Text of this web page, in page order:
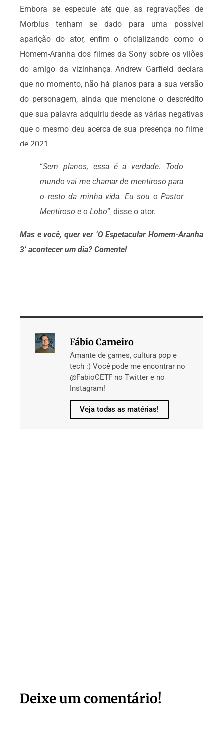
Embora se especule até que as regravações de
Morbius tenham se dado para uma possível
aparição do ator, enfim o oficializando como o
Homem-Aranha dos filmes da Sony sobre os vilões
do amigo da vizinhança, Andrew Garfield declara
que no momento, não há planos para a sua versão
do personagem, ainda que mencione o descrédito
que sua palavra adquiriu desde as várias negativas
que o mesmo deu acerca de sua presença no filme
de 2021.
“Sem planos, essa é a verdade. Todo
mundo vai me chamar de mentiroso para
o resto da minha vida. Eu sou o Pastor
Mentiroso e o Lobo”, disse o ator.
Mas e você, quer ver ‘O Espetacular Homem-Aranha
3’ acontecer um dia? Comente!
Fábio Carneiro
Amante de games, cultura pop e
tech :) Você pode me encontrar no
@FabioCETF no Twitter e no
Instagram!
Veja todas as matérias!
Deixe um comentário!